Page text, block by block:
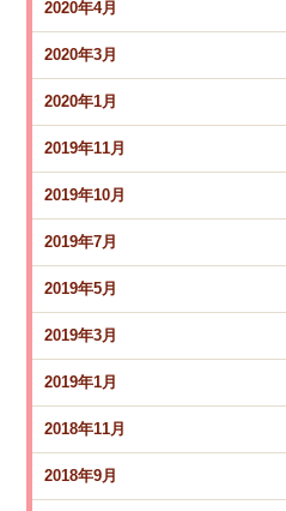
2020年4月
2020年3月
2020年1月
2019年11月
2019年10月
2019年7月
2019年5月
2019年3月
2019年1月
2018年11月
2018年9月